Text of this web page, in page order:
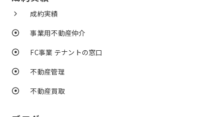
成約実績
事業用不動産仲介
FC事業 テナントの窓口
不動産管理
不動産買取